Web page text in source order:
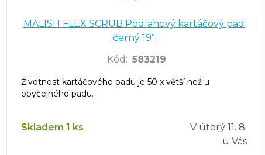
MALISH FLEX SCRUB Podlahový kartáčový pad
černý 19"
Kód : 583219
Životnost kartáčového padu je 50 x větší než u
obyčejného padu.
Skladem 1 ks V úterý 11. 8.
u Vás